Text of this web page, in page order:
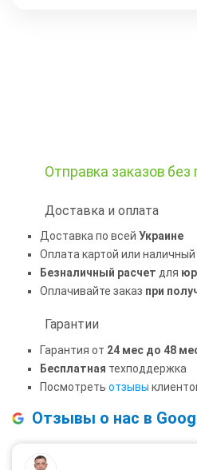
Отправка заказов без
Доставка и оплата
Доставка по всей Украине
Оплата картой или
Безналичный расчет для
Оплачивайте заказ при
Гарантии
Гарантия от 24 мес до 48
Бесплатная техподдержка
Посмотреть отзывы
Отзывы о нас в